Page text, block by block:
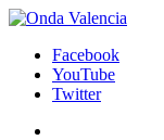
Facebook
YouTube
Twitter